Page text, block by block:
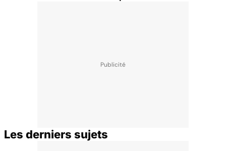
Les derniers sujets